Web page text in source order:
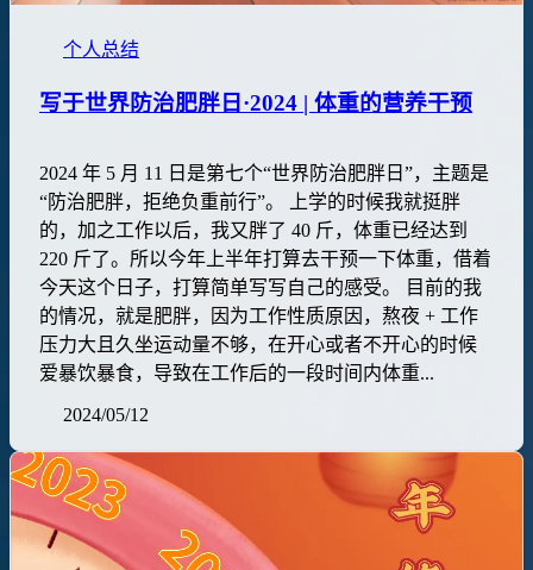
个人总结
写于世界防治肥胖日·2024 | 体重的营养干预
2024 年 5 月 11 日是第七个“世界防治肥胖日”，主题是
“防治肥胖，拒绝负重前行”。 上学的时候我就挺胖
的，加之工作以后，我又胖了 40 斤，体重已经达到
220 斤了。所以今年上半年打算去干预一下体重，借着
今天这个日子，打算简单写写自己的感受。 目前的我
的情况，就是肥胖，因为工作性质原因，熬夜 + 工作
压力大且久坐运动量不够，在开心或者不开心的时候
爱暴饮暴食，导致在工作后的一段时间内体重...
2024/05/12